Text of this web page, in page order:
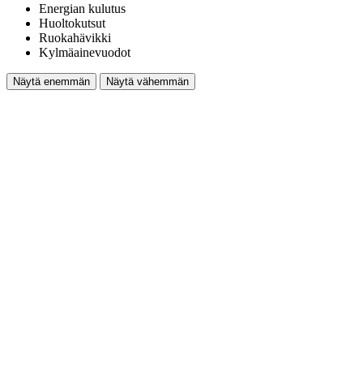
Energian kulutus
Huoltokutsut
Ruokahävikki
Kylmäainevuodot
Näytä enemmän Näytä vähemmän